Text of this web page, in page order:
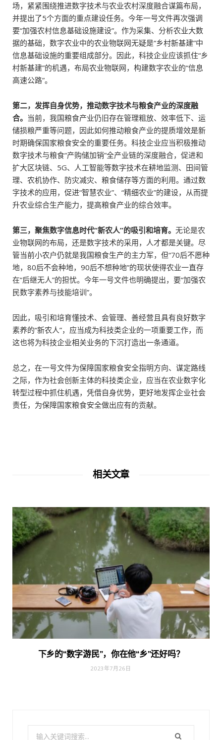
场，紧紧围绕推进数字技术与农业农村深度融合谋篇布局，
并提出了5个方面的重点建设任务。今年一号文件再次强调
要“加强农村信息基础设施建设”。作为采集、分析农业大数
据的基础，数字农业中的农业物联网无疑是“乡村新基建”中
信息基础设施的重要组成部分。因此，科技企业应该抓住“乡
村新基建”的机遇，布局农业物联网，构建数字农业的“信息
高速公路”。
第二，发挥自身优势，推动数字技术与粮食产业的深度融
合。 当前，我国粮食产业仍旧存在管理粗放、效率低下、运
储损粮严重等问题，因此如何推动粮食产业的提质增效是新
时期确保国家粮食安全的重要任务。科技企业应当积极推动
数字技术与粮食“产购储加销”全产业链的深度融合，促进和
扩大区块链、5G、人工智能等数字技术在耕地监测、田间管
理、农机协作、防灾减灾、粮食储存等方面的利用。通过数
字技术的应用，促进“智慧农业”、“精细农业”的建设，从而提
升农业综合生产能力，提高粮食产业的综合效率。
第三，聚焦数字信息时代“新农人”的吸引和培育。 无论是农
业物联网的布局，还是数字技术的采用，人才都是关键。尽
管当前小农户仍就是我国粮食生产的主力军，但“70后不愿种
地，80后不会种地，90后不想种地”的现状使得农业一直存
在“后继无人”的担忧。今年一号文件也明确提出，要“加强农
民数字素养与技能培训”。
因此，吸引和培育懂技术、会管理、善经营且具有良好数字
素养的“新农人”，应当成为科技类企业的一项重要工作，而
这也将为科技企业相关业务的下沉打造出一条通道。
总之，在一号文件为保障国家粮食安全指明方向、谋定路线
之际，作为社会创新主体的科技类企业，应当在农业数字化
转型过程中抓住机遇，凭借自身优势，更好地发挥企业社会
责任，为保障国家粮食安全做出应有的贡献。
相关文章
下乡的“数字游民”，你在他“乡”还好吗？
2023年7月26日